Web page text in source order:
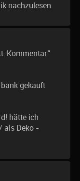
nachzulesen.
Kommentar“
gekauft
hätte ich
als Deko -